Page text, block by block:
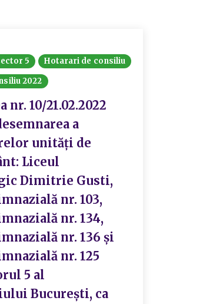
5
Hotarari de consiliu
2022
nr. 10/21.02.2022
a
unități de
Liceul
Dimitrie Gusti,
nr. 103,
nr. 134,
nr. 136 și
nr. 125
5 al
București, ca